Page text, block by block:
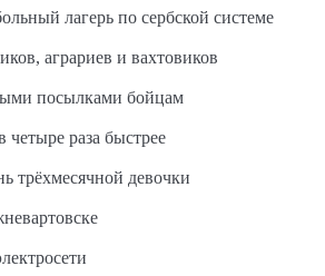
лагерь по сербской системе
аграриев и вахтовиков
посылками бойцам
раза быстрее
трёхмесячной девочки